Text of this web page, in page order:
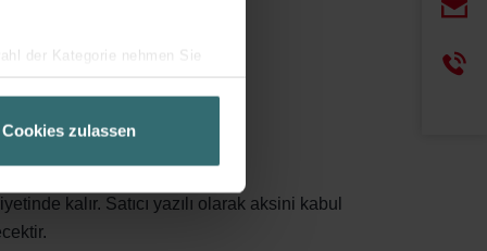
der Kategorie nehmen Sie
Informationen
über einen Link in der
Cookies zulassen
olan değişiklikleri yapmak;
kalır. Satıcı yazılı olarak aksini kabul